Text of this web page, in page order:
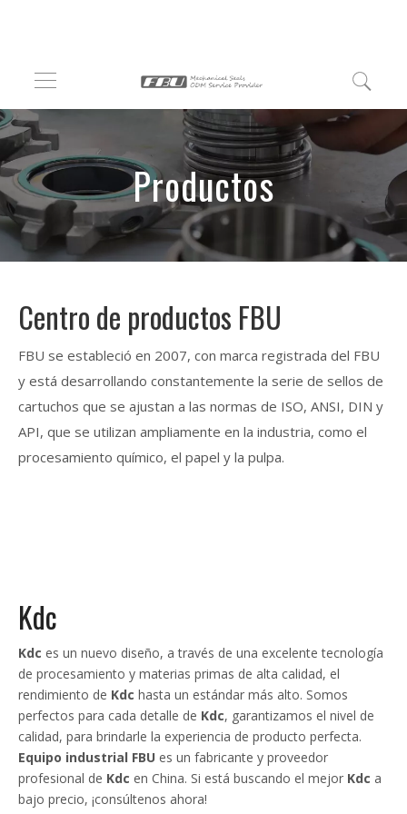
Productos
Centro de productos FBU
FBU se estableció en 2007, con marca registrada del FBU
y está desarrollando constantemente la serie de sellos de
cartuchos que se ajustan a las normas de ISO, ANSI, DIN y
API, que se utilizan ampliamente en la industria, como el
procesamiento químico, el papel y la pulpa.
Kdc
Kdc es un nuevo diseño, a través de una excelente tecnología
de procesamiento y materias primas de alta calidad, el
rendimiento de Kdc hasta un estándar más alto. Somos
perfectos para cada detalle de Kdc, garantizamos el nivel de
calidad, para brindarle la experiencia de producto perfecta.
Equipo industrial FBU es un fabricante y proveedor
profesional de Kdc en China. Si está buscando el mejor Kdc a
bajo precio, ¡consúltenos ahora!